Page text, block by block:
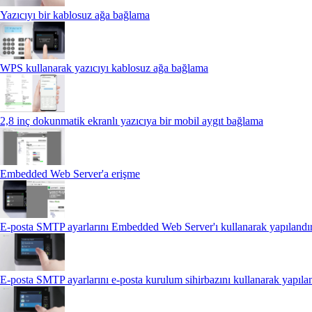
Yazıcıyı bir kablosuz ağa bağlama
WPS kullanarak yazıcıyı kablosuz ağa bağlama
2,8 inç dokunmatik ekranlı yazıcıya bir mobil aygıt bağlama
Embedded Web Server'a erişme
E-posta SMTP ayarlarını Embedded Web Server'ı kullanarak
E‑posta SMTP ayarlarını e‑posta kurulum sihirbazını kullanarak